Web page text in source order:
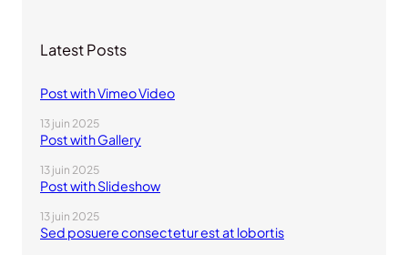
Latest Posts
Post with Vimeo Video
13 juin 2025
Post with Gallery
13 juin 2025
Post with Slideshow
13 juin 2025
Sed posuere consectetur est at lobortis